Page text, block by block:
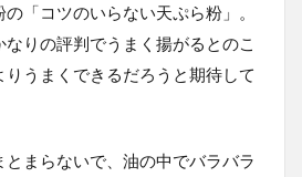
「コツのいらない天ぷら粉」。
りの評判でうまく揚がるとのこ
りうまくできるだろうと期待して
まらないで、油の中でバラバラ